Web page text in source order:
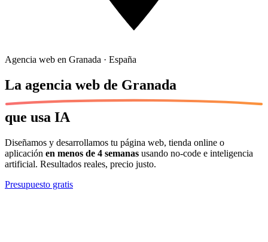
Agencia web en Granada · España
La agencia web de Granada
que usa IA
Diseñamos y desarrollamos tu página web, tienda online o
aplicación en menos de 4 semanas usando no-code e inteligencia
artificial. Resultados reales, precio justo.
Presupuesto gratis